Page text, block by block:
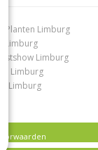
Planten Limburg
Limburg
Limburg
Limburg
Limburg